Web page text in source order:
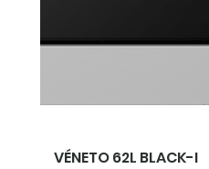
VÉNETO 62L BLACK-I